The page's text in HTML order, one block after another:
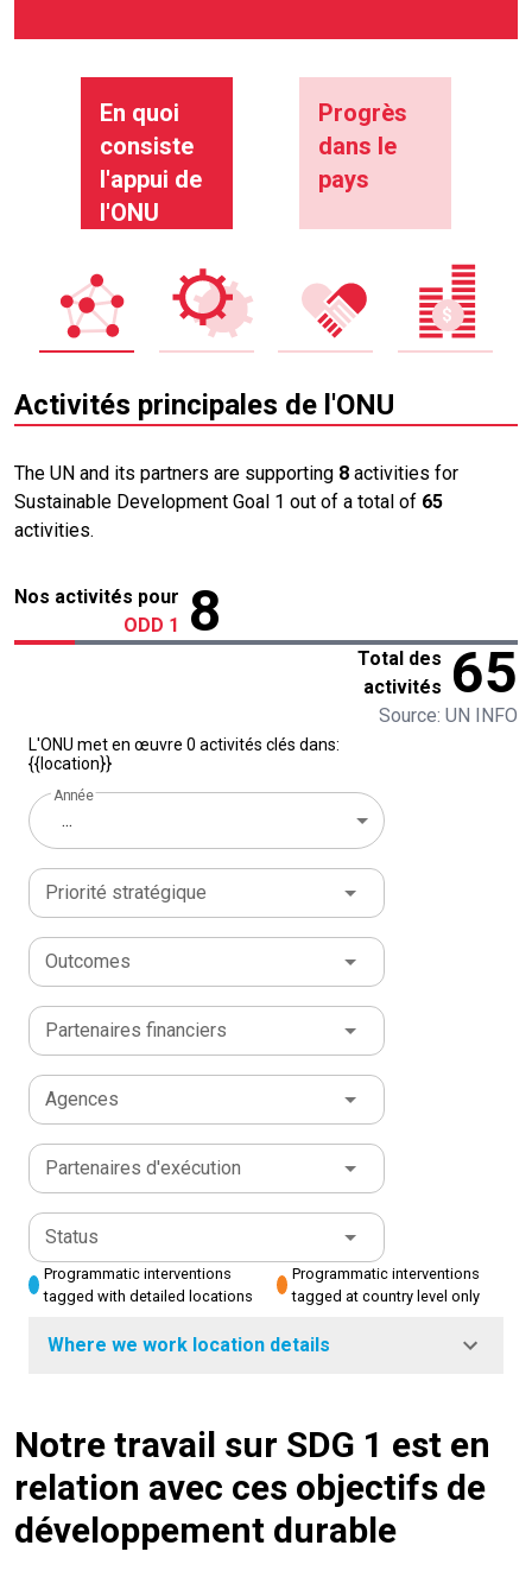
En quoi
consiste
l'appui de
l'ONU
Progrès
dans le
pays
Activités principales de l'ONU
The UN and its partners are supporting 8 activities for
Sustainable Development Goal 1 out of a total of 65
activities.
Nos activités pour
ODD 1
8
Total des
activités 65
Source: UN INFO
L'ONU met en œuvre 0 activités clés dans:
{{location}}
Année
...
Priorité stratégique
Outcomes
Partenaires financiers
Agences
Partenaires d'exécution
Status
Programmatic interventions
tagged with detailed locations
Programmatic interventions
tagged at country level only
Where we work location details
Notre travail sur SDG 1 est en
relation avec ces objectifs de
développement durable